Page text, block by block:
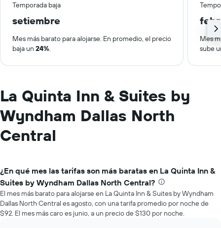
Temporada baja
setiembre
Mes más barato para alojarse. En promedio, el precio
baja un 24%.
Mes
sube
La Quinta Inn & Suites by
Wyndham Dallas North
Central
¿En qué mes las tarifas son más baratas en La Quinta Inn &
Suites by Wyndham Dallas North Central?
El mes más barato para alojarse en La Quinta Inn & Suites by Wyndham
Dallas North Central es agosto, con una tarifa promedio por noche de
$92. El mes más caro es junio, a un precio de $130 por noche.